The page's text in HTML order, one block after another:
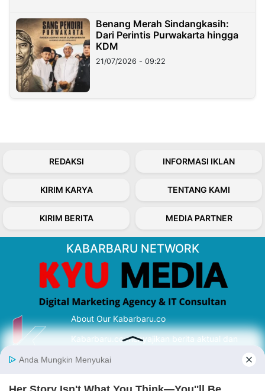
Benang Merah Sindangkasih:
Dari Perintis Purwakarta hingga
KDM
21/07/2026 - 09:22
REDAKSI INFORMASI IKLAN
KIRIM KARYA TENTANG KAMI
KIRIM BERITA MEDIA PARTNER
KABARBARU NETWORK
About Our Kabarbaru.co
Kabarbaru.co menyajikan berita aktual dan
serta terverifikasi dari sumber yang tepat.
Follow Kabarbaru